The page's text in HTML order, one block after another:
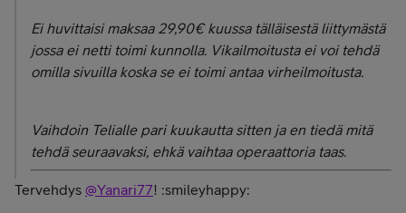
Ei huvittaisi maksaa 29,90€ kuussa tälläisestä liittymästä
jossa ei netti toimi kunnolla. Vikailmoitusta ei voi tehdä
omilla sivuilla koska se ei toimi antaa virheilmoitusta.
Vaihdoin Telialle pari kuukautta sitten ja en tiedä mitä
tehdä seuraavaksi, ehkä vaihtaa operaattoria taas.
Tervehdys @Yanari77! :smileyhappy: